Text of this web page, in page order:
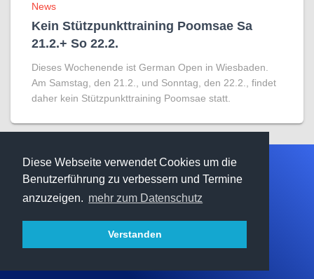
Diese Webseite verwendet Cookies um die
Benutzerführung zu verbessern und Termine
anzuzeigen. mehr zum Datenschutz
Verstanden
News
Kein Stützpunkttraining Poomsae Sa
21.2.+ So 22.2.
Dieses Wochenende ist German Open in Wiesbaden.
Am Samstag, den 21.2., und Sonntag, den 22.2., findet
daher kein Stützpunkttraining Poomsae statt.
STARTSEITE TERMINE DATENSCHUTZ
Hestia | Entwickelt vonThemeIsle